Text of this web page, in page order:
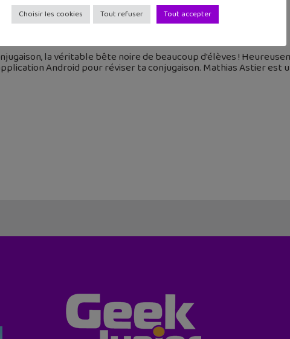
l’application pour réviser sa conjugaison
la véritable bête noire de beaucoup d'élèves !
Android pour réviser ta conjugaison. Mathias Astier est
Choisir les cookies Tout refuser Tout accepter